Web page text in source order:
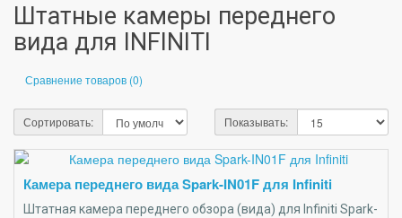
Штатные камеры переднего
вида для INFINITI
Сравнение товаров (0)
Сортировать: Показывать:
Камера переднего вида Spark-IN01F для Infiniti
Штатная камера переднего обзора (вида) для Infiniti Spark-